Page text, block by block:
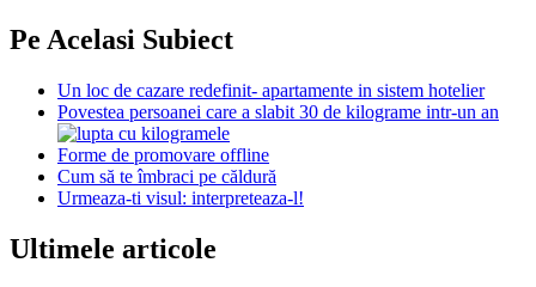
Pe Acelasi Subiect
Un loc de cazare redefinit- apartamente in sistem hotelier
Povestea persoanei care a slabit 30 de kilograme intr-un an
Forme de promovare offline
Cum să te îmbraci pe căldură
Urmeaza-ti visul: interpreteaza-l!
Ultimele articole